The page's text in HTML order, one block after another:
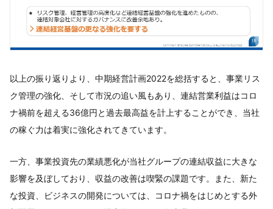
以上の振り返りより、中期経営計画2022を総括すると、事業リス
ク管理の強化、そして市況の追い風もあり、連結営業利益はコロ
ナ禍前を超える36億円と過去最高益を計上することができ、当社
の稼ぐ力は着実に強化されてきています。
一方、事業投資先の業績悪化が当社グループの連結収益に大きな
影響を及ぼしており、収益の改善は喫緊の課題です。また、新た
な投資、ビジネスの開発については、コロナ禍をはじめとする外